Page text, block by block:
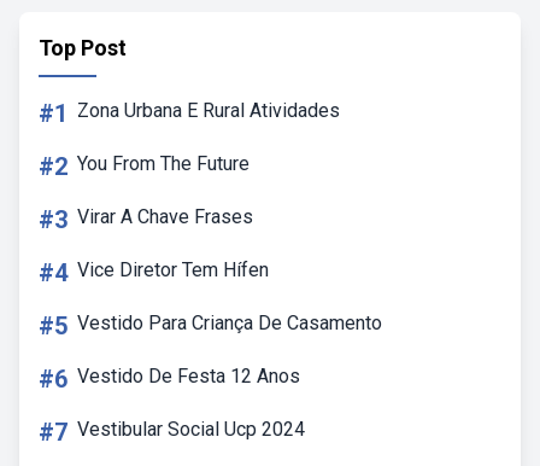
Top Post
#1 Zona Urbana E Rural Atividades
#2 You From The Future
#3 Virar A Chave Frases
#4 Vice Diretor Tem Hífen
#5 Vestido Para Criança De Casamento
#6 Vestido De Festa 12 Anos
#7 Vestibular Social Ucp 2024